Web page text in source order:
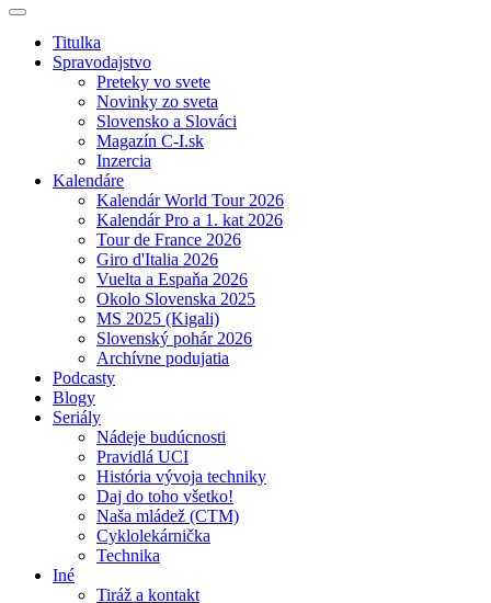
Titulka
Spravodajstvo
Preteky vo svete
Novinky zo sveta
Slovensko a Slováci
Magazín C-I.sk
Inzercia
Kalendáre
Kalendár World Tour 2026
Kalendár Pro a 1. kat 2026
Tour de France 2026
Giro d'Italia 2026
Vuelta a Espaňa 2026
Okolo Slovenska 2025
MS 2025 (Kigali)
Slovenský pohár 2026
Archívne podujatia
Podcasty
Blogy
Seriály
Nádeje budúcnosti
Pravidlá UCI
História vývoja techniky
Daj do toho všetko!
Naša mládež (CTM)
Cyklolekárnička
Technika
Iné
Tiráž a kontakt